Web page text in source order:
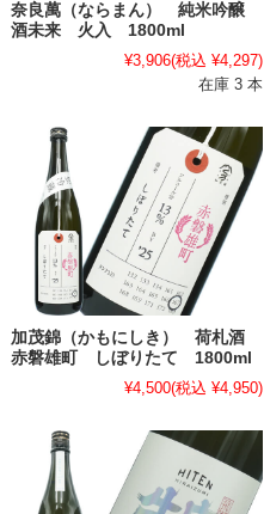
奈良萬（ならまん） 純米吟醸
酒未来 火入 1800ml
¥3,906(税込 ¥4,297)
在庫 3 本
加茂錦（かもにしき） 荷札酒
赤磐雄町 しぼりたて 1800ml
¥4,500(税込 ¥4,950)